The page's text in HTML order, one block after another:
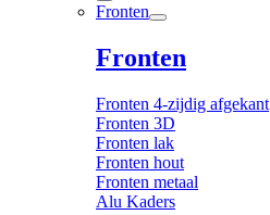
Fronten
Fronten
Fronten 4-zijdig afgekant
Fronten 3D
Fronten lak
Fronten hout
Fronten metaal
Alu Kaders